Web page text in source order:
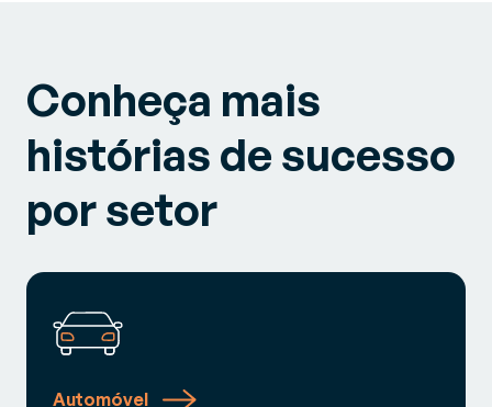
Conheça mais
histórias de sucesso
por setor
Automóvel